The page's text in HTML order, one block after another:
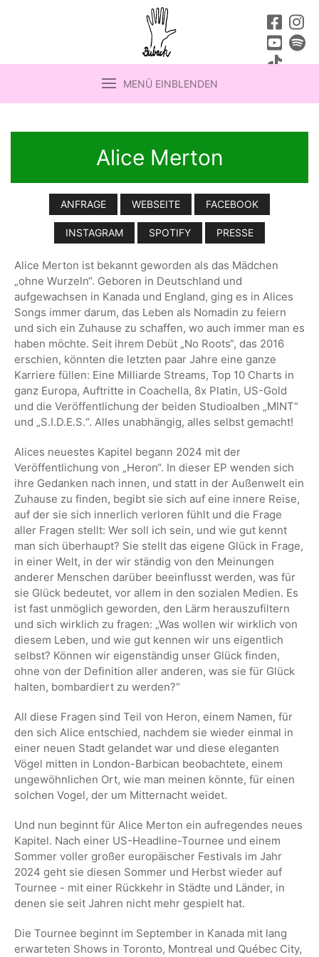
MENÜ EINBLENDEN
Alice Merton
ANFRAGE WEBSEITE FACEBOOK
INSTAGRAM SPOTIFY PRESSE
Alice Merton ist bekannt geworden als das Mädchen
„ohne Wurzeln“. Geboren in Deutschland und
aufgewachsen in Kanada und England, ging es in Alices
Songs immer darum, das Leben als Nomadin zu feiern
und sich ein Zuhause zu schaffen, wo auch immer man es
haben möchte. Seit ihrem Debüt „No Roots“, das 2016
erschien, könnten die letzten paar Jahre eine ganze
Karriere füllen: Eine Milliarde Streams, Top 10 Charts in
ganz Europa, Auftritte in Coachella, 8x Platin, US-Gold
und die Veröffentlichung der beiden Studioalben „MINT“
und „S.I.D.E.S.“. Alles unabhängig, alles selbst gemacht!
Alices neuestes Kapitel begann 2024 mit der
Veröffentlichung von „Heron“. In dieser EP wenden sich
ihre Gedanken nach innen, und statt in der Außenwelt ein
Zuhause zu finden, begibt sie sich auf eine innere Reise,
auf der sie sich innerlich verloren fühlt und die Frage
aller Fragen stellt: Wer soll ich sein, und wie gut kennt
man sich überhaupt? Sie stellt das eigene Glück in Frage,
in einer Welt, in der wir ständig von den Meinungen
anderer Menschen darüber beeinflusst werden, was für
sie Glück bedeutet, vor allem in den sozialen Medien. Es
ist fast unmöglich geworden, den Lärm herauszufiltern
und sich wirklich zu fragen: „Was wollen wir wirklich von
diesem Leben, und wie gut kennen wir uns eigentlich
selbst? Können wir eigenständig unser Glück finden,
ohne von der Definition aller anderen, was sie für Glück
halten, bombardiert zu werden?“
All diese Fragen sind Teil von Heron, einem Namen, für
den sich Alice entschied, nachdem sie wieder einmal in
einer neuen Stadt gelandet war und diese eleganten
Vögel mitten in London-Barbican beobachtete, einem
ungewöhnlichen Ort, wie man meinen könnte, für einen
solchen Vogel, der um Mitternacht weidet.
Und nun beginnt für Alice Merton ein aufregendes neues
Kapitel. Nach einer US-Headline-Tournee und einem
Sommer voller großer europäischer Festivals im Jahr
2024 geht sie diesen Sommer und Herbst wieder auf
Tournee - mit einer Rückkehr in Städte und Länder, in
denen sie seit Jahren nicht mehr gespielt hat.
Die Tournee beginnt im September in Kanada mit lang
erwarteten Shows in Toronto, Montreal und Québec City,